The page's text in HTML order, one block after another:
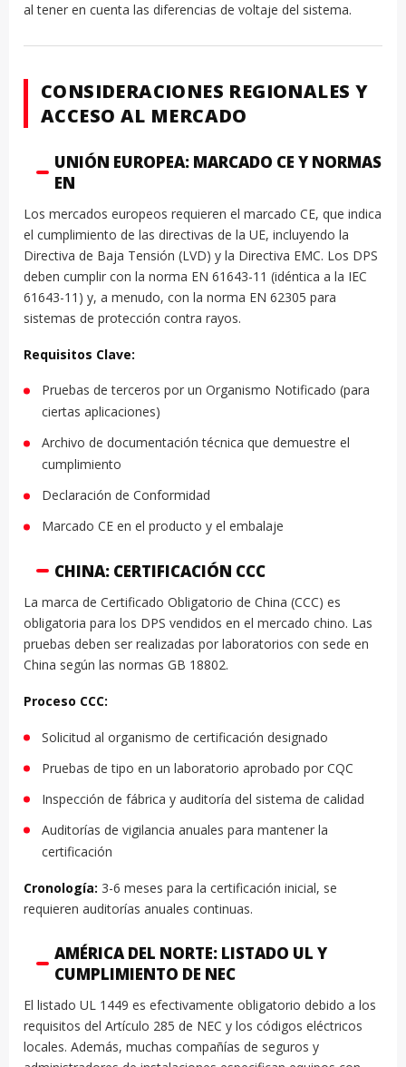
al tener en cuenta las diferencias de voltaje del sistema.
CONSIDERACIONES REGIONALES Y
ACCESO AL MERCADO
UNIÓN EUROPEA: MARCADO CE Y NORMAS
EN
Los mercados europeos requieren el marcado CE, que indica
el cumplimiento de las directivas de la UE, incluyendo la
Directiva de Baja Tensión (LVD) y la Directiva EMC. Los DPS
deben cumplir con la norma EN 61643-11 (idéntica a la IEC
61643-11) y, a menudo, con la norma EN 62305 para
sistemas de protección contra rayos.
Requisitos Clave:
Pruebas de terceros por un Organismo Notificado (para
ciertas aplicaciones)
Archivo de documentación técnica que demuestre el
cumplimiento
Declaración de Conformidad
Marcado CE en el producto y el embalaje
CHINA: CERTIFICACIÓN CCC
La marca de Certificado Obligatorio de China (CCC) es
obligatoria para los DPS vendidos en el mercado chino. Las
pruebas deben ser realizadas por laboratorios con sede en
China según las normas GB 18802.
Proceso CCC:
Solicitud al organismo de certificación designado
Pruebas de tipo en un laboratorio aprobado por CQC
Inspección de fábrica y auditoría del sistema de calidad
Auditorías de vigilancia anuales para mantener la
certificación
Cronología: 3-6 meses para la certificación inicial, se
requieren auditorías anuales continuas.
AMÉRICA DEL NORTE: LISTADO UL Y
CUMPLIMIENTO DE NEC
El listado UL 1449 es efectivamente obligatorio debido a los
requisitos del Artículo 285 de NEC y los códigos eléctricos
locales. Además, muchas compañías de seguros y